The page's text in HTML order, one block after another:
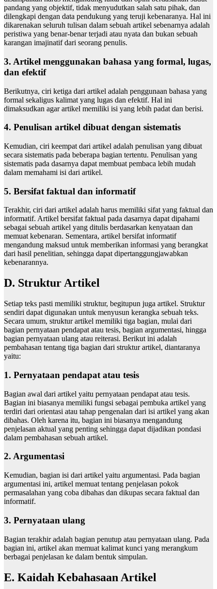
pandang yang objektif, tidak menyudutkan salah satu pihak, dan
dilengkapi dengan data pendukung yang teruji kebenaranya. Hal ini
dikarenakan seluruh tulisan dalam sebuah artikel sebenarnya adalah
peristiwa yang benar-benar terjadi atau nyata dan bukan sebuah
karangan imajinatif dari seorang penulis.
3. Artikel menggunakan bahasa yang formal, lugas,
dan efektif
Berikutnya, ciri ketiga dari artikel adalah penggunaan bahasa yang
formal sekaligus kalimat yang lugas dan efektif. Hal ini
dimaksudkan agar artikel memiliki isi yang lebih padat dan berisi.
4. Penulisan artikel dibuat dengan sistematis
Kemudian, ciri keempat dari artikel adalah penulisan yang dibuat
secara sistematis pada beberapa bagian tertentu. Penulisan yang
sistematis pada dasarnya dapat membuat pembaca lebih mudah
dalam memahami isi dari artikel.
5. Bersifat faktual dan informatif
Terakhir, ciri dari artikel adalah harus memiliki sifat yang faktual dan
informatif. Artikel bersifat faktual pada dasarnya dapat dipahami
sebagai sebuah artikel yang ditulis berdasarkan kenyataan dan
memuat kebenaran. Sementara, artikel bersifat informatif
mengandung maksud untuk memberikan informasi yang berangkat
dari hasil penelitian, sehingga dapat dipertanggungjawabkan
kebenarannya.
D. Struktur Artikel
Setiap teks pasti memiliki struktur, begitupun juga artikel. Struktur
sendiri dapat digunakan untuk menyusun kerangka sebuah teks.
Secara umum, struktur artikel memiliki tiga bagian, mulai dari
bagian pernyataan pendapat atau tesis, bagian argumentasi, hingga
bagian pernyataan ulang atau reiterasi. Berikut ini adalah
pembahasan tentang tiga bagian dari struktur artikel, diantaranya
yaitu:
1. Pernyataan pendapat atau tesis
Bagian awal dari artikel yaitu pernyataan pendapat atau tesis.
Bagian ini biasanya memiliki fungsi sebagai pembuka artikel yang
terdiri dari orientasi atau tahap pengenalan dari isi artikel yang akan
dibahas. Oleh karena itu, bagian ini biasanya mengandung
penjelasan aktual yang penting sehingga dapat dijadikan pondasi
dalam pembahasan sebuah artikel.
2. Argumentasi
Kemudian, bagian isi dari artikel yaitu argumentasi. Pada bagian
argumentasi ini, artikel memuat tentang penjelasan pokok
permasalahan yang coba dibahas dan dikupas secara faktual dan
informatif.
3. Pernyataan ulang
Bagian terakhir adalah bagian penutup atau pernyataan ulang. Pada
bagian ini, artikel akan memuat kalimat kunci yang merangkum
berbagai penjelasan ke dalam bentuk simpulan.
E. Kaidah Kebahasaan Artikel